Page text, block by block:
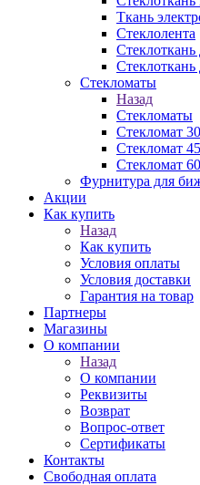
Ткань
Стеклолента
Стеклоткань
Стеклоткань
Стекломаты
Назад
Стекломаты
Стекломат
Стекломат
Стекломат
Фурнитура для
Акции
Как купить
Назад
Как купить
Условия оплаты
Условия доставки
Гарантия на товар
Партнеры
Магазины
О компании
Назад
О компании
Реквизиты
Возврат
Вопрос-ответ
Сертификаты
Контакты
Свободная оплата